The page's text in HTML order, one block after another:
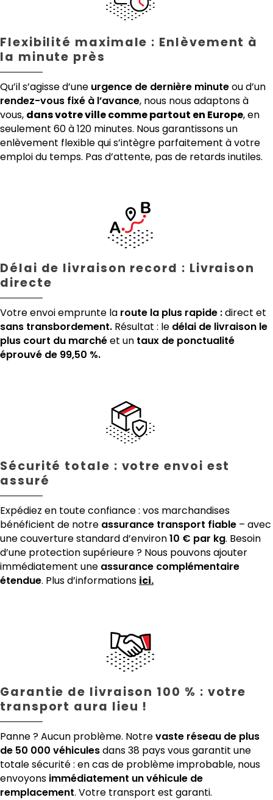
Flexibilité maximale : Enlèvement à
la minute près
Qu’il s’agisse d’une urgence de dernière minuteou d’un
rendez-vous fixé à l’avance, nous nous adaptons à
vous, dans votre ville comme partout en Europe, en
seulement 60 à 120 minutes. Nous garantissons un
enlèvement flexible qui s’intègre parfaitement à votre
emploi du temps. Pas d’attente, pas de retards inutiles.
Délai de livraison record : Livraison
directe
Votre envoi emprunte la route la plus rapide :direct et
sans transbordement. Résultat : le délai de livraison le
plus court du marchéet un taux de ponctualité
éprouvé de 99,50 %.
Sécurité totale : votre envoi est
assuré
Expédiez en toute confiance : vos marchandises
bénéficient de notre assurance transport fiable – avec
une couverture standard d’environ10 € par kg. Besoin
d’une protection supérieure ? Nous pouvons ajouter
immédiatement une assurance complémentaire
étendue. Plus d’informations ici.
Garantie de livraison 100 % : votre
transport aura lieu !
Panne ? Aucun problème. Notrevaste réseau de plus
de 50 000 véhiculesdans 38 pays vous garantit une
totale sécurité : en cas de problème improbable, nous
envoyons immédiatement un véhicule de
remplacement. Votre transport est garanti.